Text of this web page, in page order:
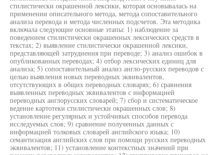
стилистически окрашенной лексики, которая основывалась на
применении описательного метода, метода сопоставительного
анализа перевода и метода численных подсчетов. Эта методика
включала следующие основные этапы: 1) наблюдение за
поведением стилистически окрашенных лексических средств в
текстах; 2) выявление стилистически окрашенной лексики,
представляющей затруднения при переводе; 3) анализ ошибок в
опубликованных переводах; 4) отбор лексических единиц для
анализа; 5) сопоставительный анализ англо-русских переводов с
целью выявления новых переводных эквивалентов,
отсутствующих в общих переводных словарях; 6) сравнения
выявленных переводных эквивалентов с информацией
переводных англорусских словарей; 7) сбор и систематическое
ведение картотеки стилистически окрашенных слов; 8)
установление регулярных и устойчивых способов перевода
исследуемых слов; 9) сравнение полученных данных с
информацией толковых словарей английского языка; 10)
семантизация английских слов при помощи русских переводных
эквивалентов; 11) установление контекстных значений при